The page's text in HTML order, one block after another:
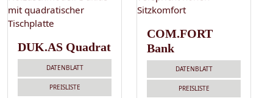
DUK.AS Quadrat
DATENBLATT
PREISLISTE
COM.FORT
Bank
DATENBLATT
PREISLISTE